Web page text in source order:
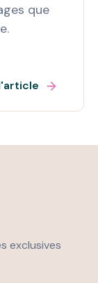
que
exclusives